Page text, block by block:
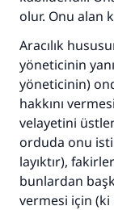
olur. Onu alan
Aracılık
yöneticinin
yöneticinin)
hakkını
velayetini
orduda onu
layıktır),
bunlardan
vermesi için (ki
Her kim bir